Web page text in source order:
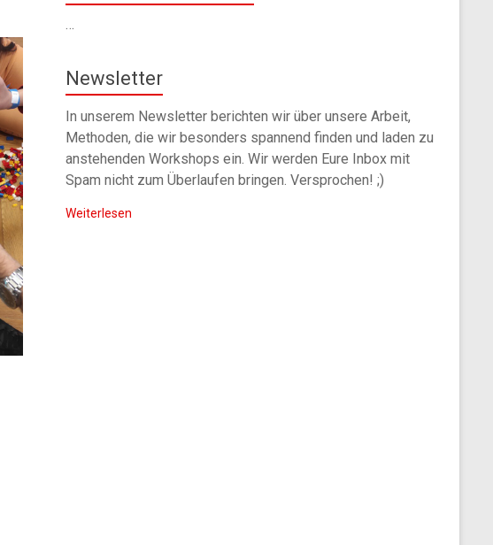
…
Newsletter
In unserem Newsletter berichten wir über unsere Arbeit,
Methoden, die wir besonders spannend finden und laden zu
anstehenden Workshops ein. Wir werden Eure Inbox mit
Spam nicht zum Überlaufen bringen. Versprochen! ;)
Weiterlesen